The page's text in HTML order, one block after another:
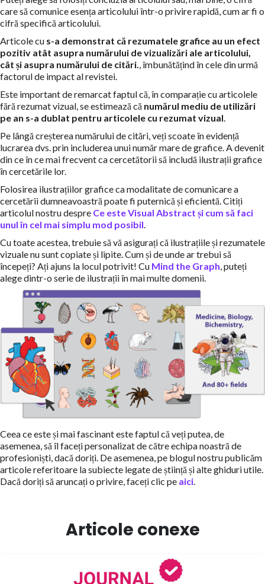
care să comunice esența articolului într-o privire rapidă, cum ar fi o
cifră specifică articolului.
Articole cu s-a demonstrat că rezumatele grafice au un efect
pozitiv atât asupra numărului de vizualizări ale articolului,
cât și asupra numărului de citări., îmbunătățind în cele din urmă
factorul de impact al revistei.
Este important de remarcat faptul că, în comparație cu articolele
fără rezumat vizual, se estimează că numărul mediu de utilizări
pe an s-a dublat pentru articolele cu rezumat vizual.
Pe lângă creșterea numărului de citări, veți scoate în evidență
lucrarea dvs. prin includerea unui număr mare de grafice. A devenit
din ce în ce mai frecvent ca cercetătorii să includă ilustrații grafice
în cercetările lor.
Folosirea ilustrațiilor grafice ca modalitate de comunicare a
cercetării dumneavoastră poate fi puternică și eficientă. Citiți
articolul nostru despre Ce este Visual Abstract și cum să faci
unul în cel mai simplu mod posibil.
Cu toate acestea, trebuie să vă asigurați că ilustrațiile și rezumatele
vizuale nu sunt copiate și lipite. Cum și de unde ar trebui să
începeți? Ați ajuns la locul potrivit! Cu Mind the Graph, puteți
alege dintr-o serie de ilustrații în mai multe domenii.
Ceea ce este și mai fascinant este faptul că veți putea, de
asemenea, să îl faceți personalizat de către echipa noastră de
profesioniști, dacă doriți. De asemenea, pe blogul nostru publicăm
articole referitoare la subiecte legate de știință și alte ghiduri utile.
Dacă doriți să aruncați o privire, faceți clic pe aici.
Articole conexe